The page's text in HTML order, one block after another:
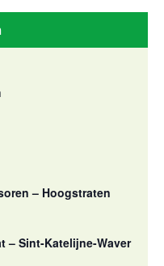
– Hoogstraten
– Sint-Katelijne-Waver